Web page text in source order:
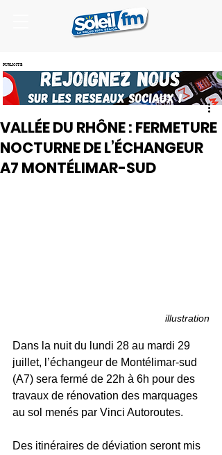
PUBLICITE
VALLÉE DU RHÔNE : FERMETURE
NOCTURNE DE L’ÉCHANGEUR
A7 MONTÉLIMAR-SUD
illustration
Dans la nuit du lundi 28 au mardi 29
juillet, l’échangeur de Montélimar-sud
(A7) sera fermé de 22h à 6h pour des
travaux de rénovation des marquages
au sol menés par Vinci Autoroutes.
Des itinéraires de déviation seront mis